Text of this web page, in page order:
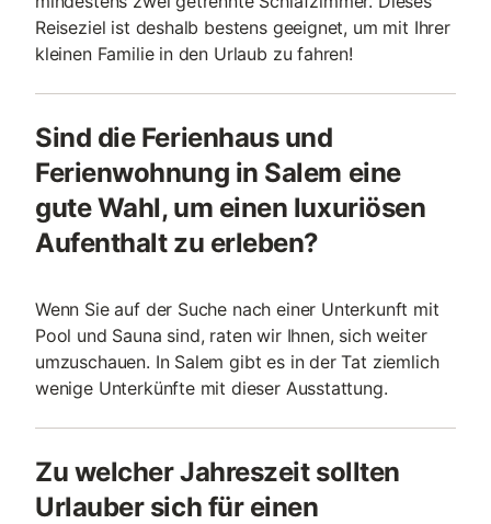
Reiseziel ist deshalb bestens geeignet, um mit Ihrer
kleinen Familie in den Urlaub zu fahren!
Sind die Ferienhaus und
Ferienwohnung in Salem eine
gute Wahl, um einen luxuriösen
Aufenthalt zu erleben?
Wenn Sie auf der Suche nach einer Unterkunft mit
Pool und Sauna sind, raten wir Ihnen, sich weiter
umzuschauen. In Salem gibt es in der Tat ziemlich
wenige Unterkünfte mit dieser Ausstattung.
Zu welcher Jahreszeit sollten
Urlauber sich für einen